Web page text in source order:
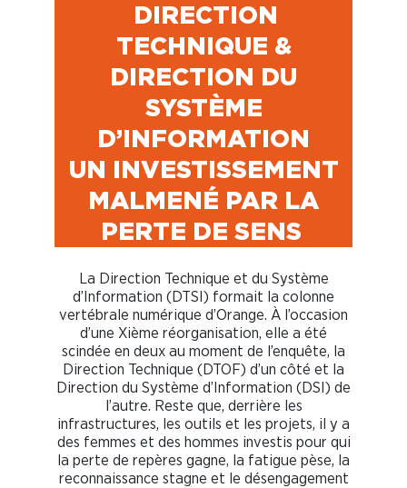
DIRECTION
TECHNIQUE &
DIRECTION DU
SYSTÈME
D’INFORMATION
UN INVESTISSEMENT
MALMENÉ PAR LA
PERTE DE SENS
La Direction Technique et du Système
d’Information (DTSI) formait la colonne
vertébrale numérique d’Orange. À l’occasion
d’une Xième réorganisation, elle a été
scindée en deux au moment de l’enquête, la
Direction Technique (DTOF) d’un côté et la
Direction du Système d’Information (DSI) de
l’autre. Reste que, derrière les
infrastructures, les outils et les projets, il y a
des femmes et des hommes investis pour qui
la perte de repères gagne, la fatigue pèse, la
reconnaissance stagne et le désengagement